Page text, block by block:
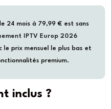
24 mois à 79,99 € est sans
IPTV Europ 2026
le prix mensuel le plus bas et
premium.
inclus ?